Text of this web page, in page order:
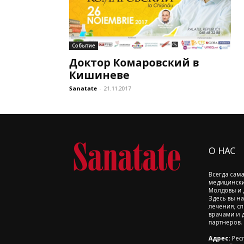
Событие
Доктор Комаровский в
Кишиневе
Sanatate - 21.11.2017
О НАС
Всегда
Молдовы и
Здесь вы
лечения,
врачами и
партнеров.
Адрес: